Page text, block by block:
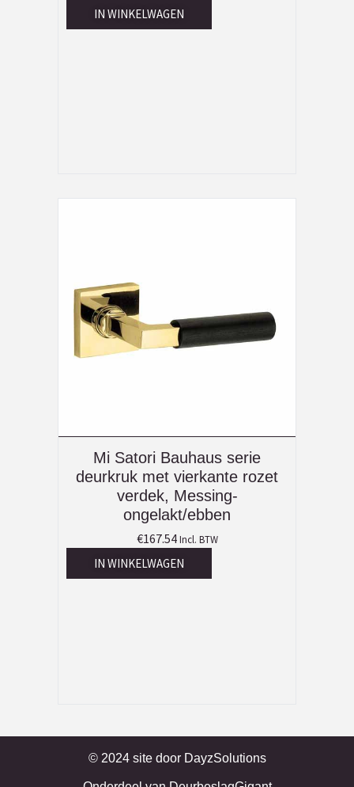
IN WINKELWAGEN
Mi Satori Bauhaus serie
deurkruk met vierkante rozet
verdek, Messing-
ongelakt/ebben
€167.54 Incl. BTW
IN WINKELWAGEN
© 2024 site door DayzSolutions